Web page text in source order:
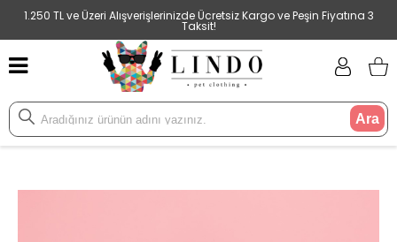
1.250 TL ve Üzeri Alışverişlerinizde Ücretsiz Kargo ve Peşin Fiyatına 3
Taksit!
Ara